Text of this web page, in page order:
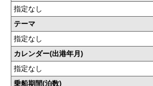
指定なし
テーマ
指定なし
カレンダー(出港年月)
指定なし
乗船期間(泊数)